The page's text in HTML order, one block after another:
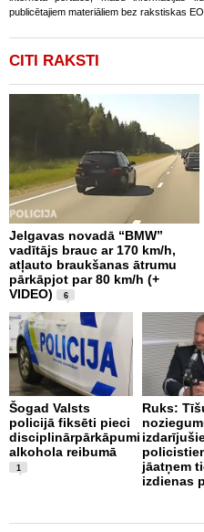
publicētajiem materiāliem bez rakstiskas
CITI RAKSTI
Jelgavas novadā “BMW”
vadītājs brauc ar 170 km/h,
atļauto braukšanas ātrumu
pārkāpjot par 80 km/h (+
VIDEO)
6
Šogad Valsts
policijā fiksēti pieci
disciplinārpārkāpumi
alkohola reibumā
1
Ruks:
jāatņem
izdienas